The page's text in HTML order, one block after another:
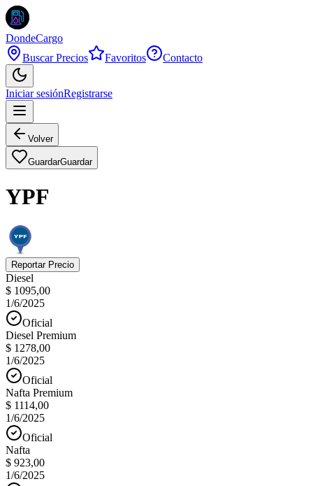
DondeCargo
Buscar Precios
Favoritos Contacto
Iniciar sesiónRegistrarse
Volver
GuardarGuardar
YPF
Reportar Precio
Diesel
$ 1095,00
1/6/2025
Oficial
Diesel Premium
$ 1278,00
1/6/2025
Oficial
Nafta Premium
$ 1114,00
1/6/2025
Oficial
Nafta
$ 923,00
1/6/2025